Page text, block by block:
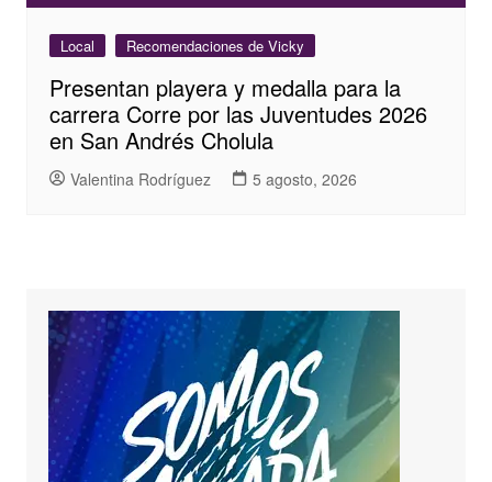
Local Recomendaciones de Vicky
Presentan playera y medalla para la
carrera Corre por las Juventudes 2026
en San Andrés Cholula
Valentina Rodríguez 5 agosto, 2026